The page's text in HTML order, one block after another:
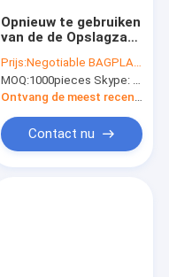
Opnieuw te gebruiken
van de de Opslagzak
Siliconevoedsel
Wasbare het Silicone
Verse Zak voor
van het
Behoudsbagease van
Prijs:Negotiable BAGPLASTICS@YAHOO.COM
MOQ:1000pieces Skype: mydearneil
Ontvang de meest recente Prijs
Contact nu